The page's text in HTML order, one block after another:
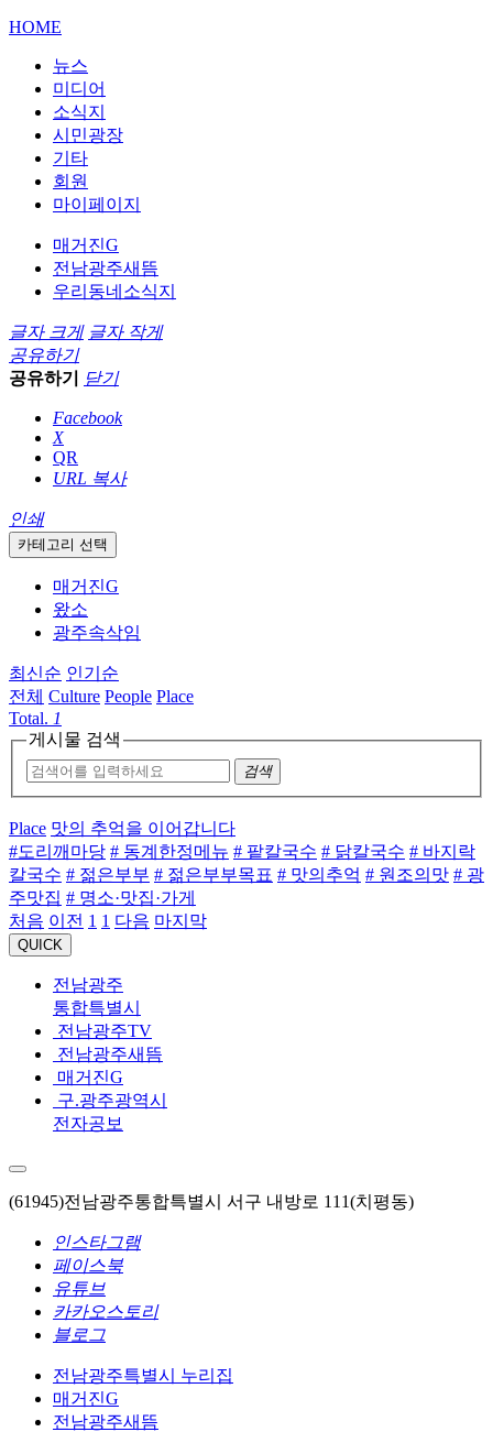
HOME
뉴스
미디어
소식지
시민광장
기타
회원
마이페이지
매거진G
전남광주새뜸
우리동네소식지
글자 크게 글자 작게
공유하기
공유하기
닫기
Facebook
X
QR
URL 복사
인쇄
카테고리 선택
매거진G
왔소
광주속삭임
최신순 인기순
전체 Culture People Place
Total. 1
게시물 검색
검색
Place 맛의 추억을 이어갑니다
#도리깨마당 # 동계한정메뉴 # 팥칼국수 # 닭칼국수 # 바지락
칼국수 # 젊은부부 # 젊은부부목표 # 맛의추억 # 원조의맛 # 광
주맛집 # 명소·맛집·가게
처음 이전 1 1 다음 마지막
QUICK
전남광주
통합특별시
전남광주TV
전남광주새뜸
매거진G
구.광주광역시
전자공보
(61945)전남광주통합특별시 서구 내방로 111(치평동)
인스타그램
페이스북
유튜브
카카오스토리
블로그
전남광주특별시 누리집
매거진G
전남광주새뜸